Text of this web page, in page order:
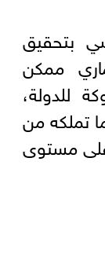
بتحقيق
ممكن
للدولة،
تملكه من
مستوى